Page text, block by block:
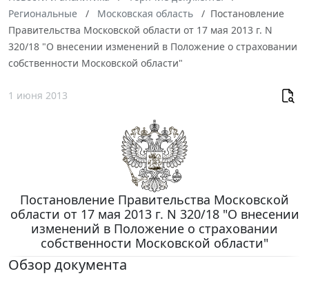
Региональные
Московская область
Постановление
Правительства Московской области от 17 мая 2013 г. N
320/18 "О внесении изменений в Положение о страховании
собственности Московской области"
1 июня 2013
Постановление Правительства Московской
области от 17 мая 2013 г. N 320/18 "О внесении
изменений в Положение о страховании
собственности Московской области"
Обзор документа